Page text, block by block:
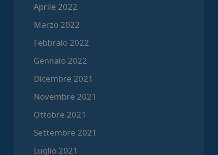
Aprile 2022
Marzo 2022
Febbraio 2022
Gennaio 2022
Dicembre 2021
Novembre 2021
Ottobre 2021
Settembre 2021
Luglio 2021